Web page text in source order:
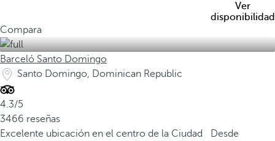
Ver
disponibilidad
Compara
Barceló Santo Domingo
Santo Domingo, Dominican Republic
4.3/5
3466 reseñas
Excelente ubicación en el centro de la Ciudad
Desde